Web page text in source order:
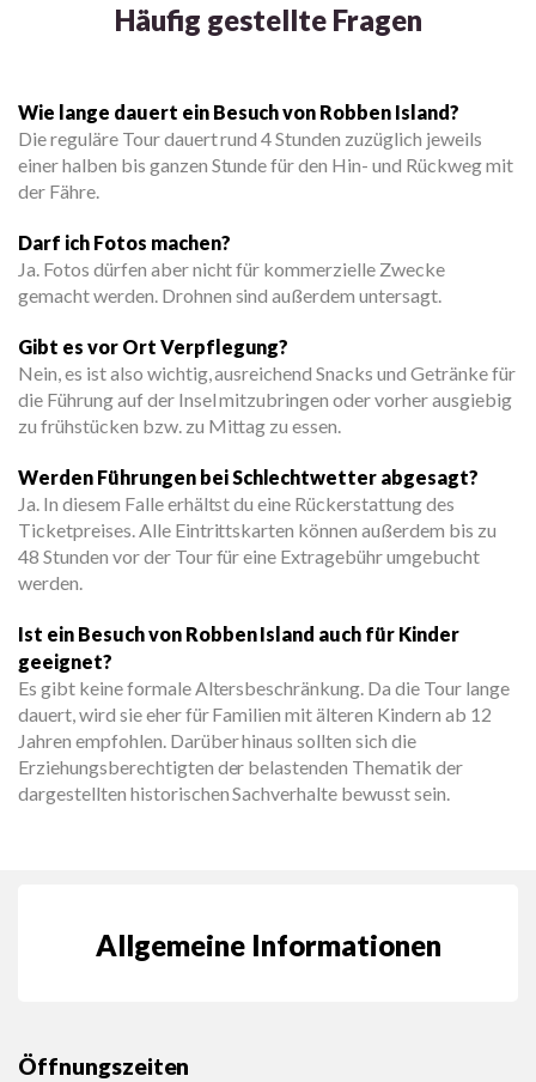
Häufig gestellte Fragen
Wie lange dauert ein Besuch von Robben Island?
Die reguläre Tour dauert rund 4 Stunden zuzüglich jeweils
einer halben bis ganzen Stunde für den Hin- und Rückweg mit
der Fähre.
Darf ich Fotos machen?
Ja. Fotos dürfen aber nicht für kommerzielle Zwecke
gemacht werden. Drohnen sind außerdem untersagt.
Gibt es vor Ort Verpflegung?
Nein, es ist also wichtig, ausreichend Snacks und Getränke für
die Führung auf der Insel mitzubringen oder vorher ausgiebig
zu frühstücken bzw. zu Mittag zu essen.
Werden Führungen bei Schlechtwetter abgesagt?
Ja. In diesem Falle erhältst du eine Rückerstattung des
Ticketpreises. Alle Eintrittskarten können außerdem bis zu
48 Stunden vor der Tour für eine Extragebühr umgebucht
werden.
Ist ein Besuch von Robben Island auch für Kinder
geeignet?
Es gibt keine formale Altersbeschränkung. Da die Tour lange
dauert, wird sie eher für Familien mit älteren Kindern ab 12
Jahren empfohlen. Darüber hinaus sollten sich die
Erziehungsberechtigten der belastenden Thematik der
dargestellten historischen Sachverhalte bewusst sein.
Allgemeine Informationen
Öffnungszeiten